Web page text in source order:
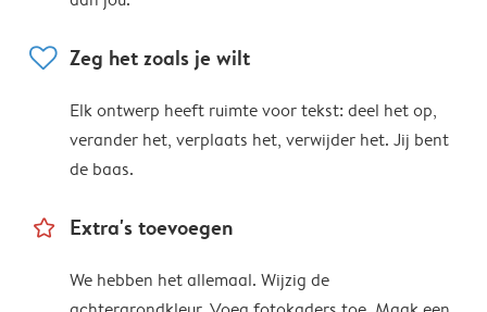
heart Zeg het zoals je wilt
Elk ontwerp heeft ruimte voor tekst: deel het op,
verander het, verplaats het, verwijder het. Jij bent
de baas.
star_outline Extra's toevoegen
We hebben het allemaal. Wijzig de